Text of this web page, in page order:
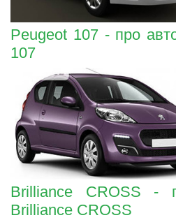
Peugeot 107 - про
107
Brilliance CROSS -
Brilliance CROSS